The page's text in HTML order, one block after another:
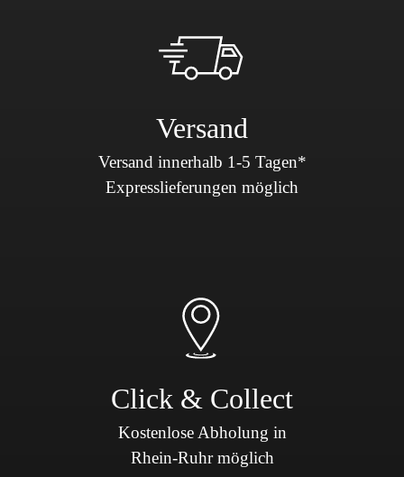
Versand
Versand innerhalb 1-5 Tagen*
Expresslieferungen möglich
Click & Collect
Kostenlose Abholung in
Rhein-Ruhr möglich